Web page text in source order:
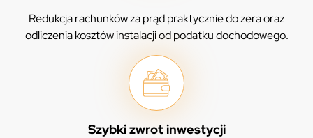
Redukcja rachunków za prąd praktycznie do zera oraz
odliczenia kosztów instalacji od podatku dochodowego.
Szybki zwrot inwestycji